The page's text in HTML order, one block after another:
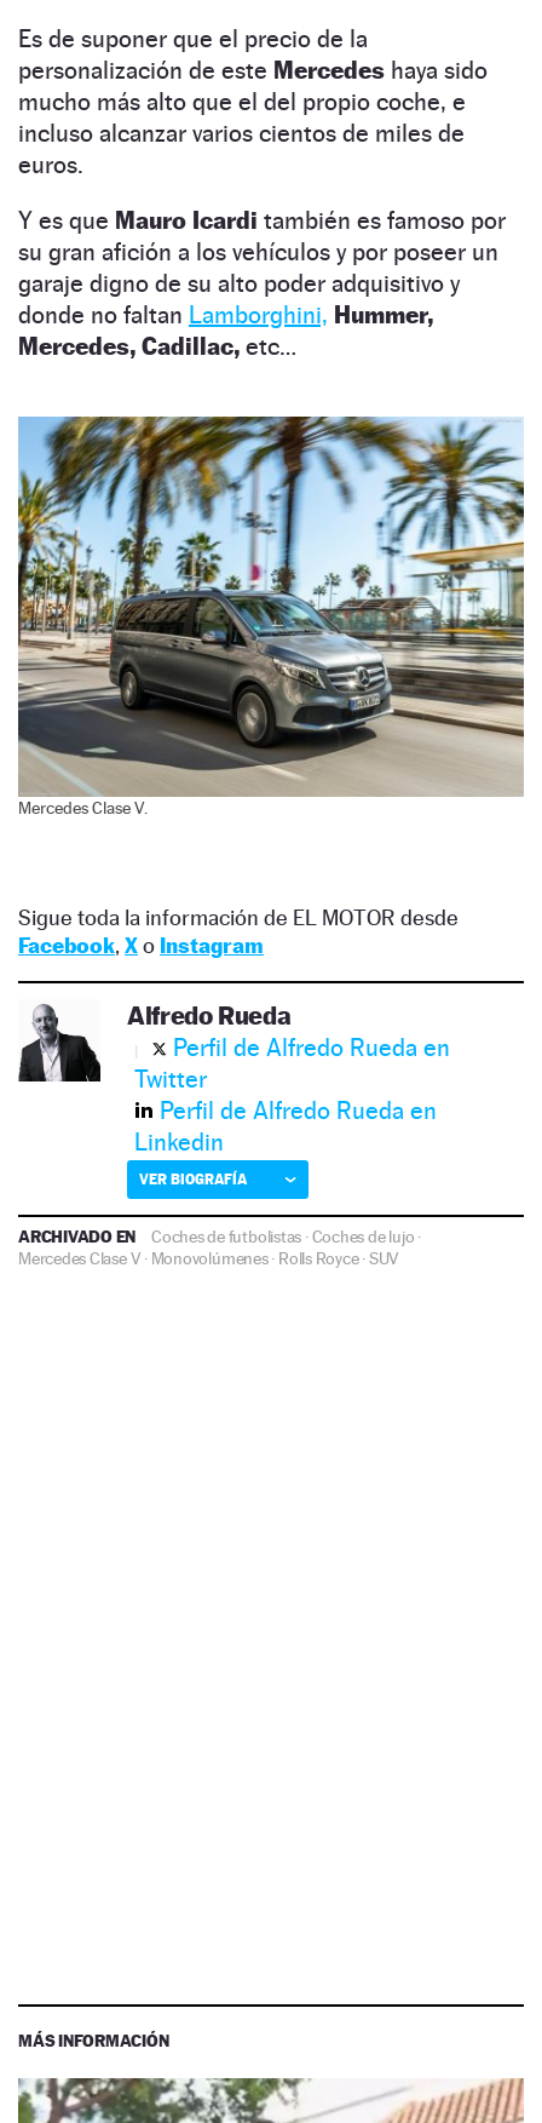
Es de suponer que el precio de la
personalización de este Mercedes haya sido
mucho más alto que el del propio coche, e
incluso alcanzar varios cientos de miles de
euros.
Y es que Mauro Icardi también es famoso por
su gran afición a los vehículos y por poseer un
garaje digno de su alto poder adquisitivo y
donde no faltan Lamborghini, Hummer,
Mercedes, Cadillac, etc…
Mercedes Clase V.
Sigue toda la información de EL MOTOR desde
Facebook, Xo Instagram
Alfredo Rueda
Perfil de Alfredo Rueda en
Twitter
Perfil de Alfredo Rueda en
Linkedin
VER BIOGRAFÍA
ARCHIVADO EN Coches de futbolistas ·Coches de lujo ·
Mercedes Clase V · Monovolúmenes· Rolls Royce·SUV
MÁS INFORMACIÓN